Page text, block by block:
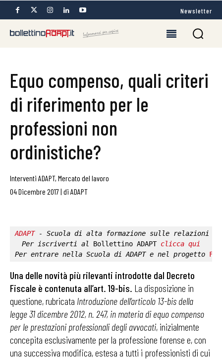
Newsletter
Equo compenso, quali criteri
di riferimento per le
professioni non
ordinistiche?
Interventi ADAPT, Mercato del lavoro
04 Dicembre 2017| di ADAPT
ADAPT - Scuola di alta formazione sulle relazioni
Per iscriverti al Bollettino ADAPT clicca qui
Per entrare nella Scuola di ADAPT e nel progetto
Una delle novità più rilevanti introdotte dal Decreto
Fiscale è contenuta all’art. 19-bis. La disposizione in
questione, rubricata Introduzione dell’articolo 13-bis della
legge 31 dicembre 2012, n. 247, in materia di equo compenso
per le prestazioni professionali degli avvocati, inizialmente
concepita esclusivamente per la professione forense e, con
una successiva modifica, estesa a tutti i professionisti di cui